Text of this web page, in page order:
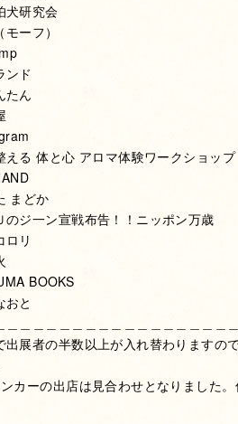
犬研究会
ーフ）
ンド
たん
える 体と心 アロマ体験ワークショップ
まどか
のジ一ン宣戦布告！！ニッポン万歳
ロリ
BOOKS
おと
出展者の半数以上が入れ替わりますの
カーの出店は見合わせとなりました。